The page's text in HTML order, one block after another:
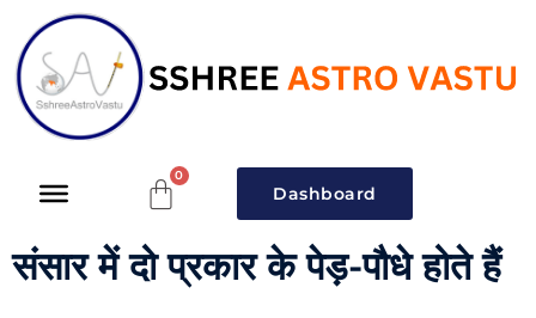
Dashboard
संसार में दो प्रकार के पेड़-पौधे होते हैं